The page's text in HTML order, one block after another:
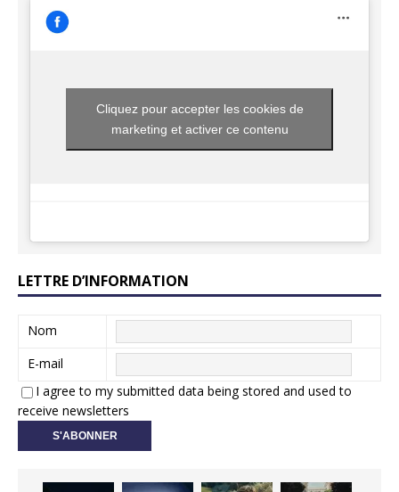
Cliquez pour accepter les cookies de
marketing et activer ce contenu
LETTRE D’INFORMATION
Nom
E-mail
I agree to my submitted data being stored and used to
receive newsletters